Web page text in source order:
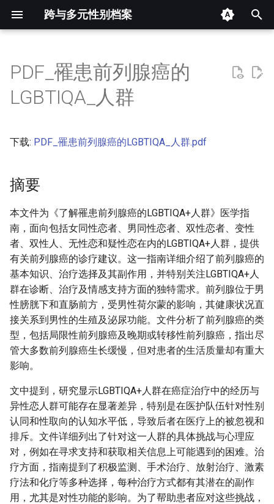
跨与多元性别档案
开
摘要
PDF_罹患前列腺癌的
LGBTIQA_人群
下载: PDF_罹患前列腺癌的LGBTIQA_人群.pdf
摘要
本文件为《了解罹患前列腺癌的LGBTIQA+人群》医学指
南，面向包括女同性恋者、男同性恋者、双性恋者、变性
者、双性人、无性恋和疑性恋在内的LGBTIQA+人群，提供
有关前列腺癌的诊疗建议。这一指南详细介绍了前列腺癌的
基本知识、治疗选择及其副作用，并特别关注LGBTIQA+人
群在诊断、治疗及情感支持方面的独特需求。前列腺位于男
性膀胱下和直肠前方，受男性荷尔蒙的影响，其健康状况直
接关系到男性的生殖及泌尿功能。文件分析了前列腺癌的类
型，包括局限性前列腺癌及晚期或转移性前列腺癌，指出尽
管大多数前列腺癌生长缓慢，但对患者的生活质量却有重大
影响。
文中提到，研究显示LGBTIQA+人群在癌症治疗中的经历与
异性恋人群可能存在显著差异，特别是在医护队伍针对性别
认同和性取向的认知水平低，导致后者在医疗上的被忽视和
排斥。文件详细列出了针对这一人群的具体挑战与心理应
对，例如在寻求支持和获取相关信息上可能遇到的困难。治
疗方面，指南提到了积极监测、手术治疗、放射治疗、激素
疗法和化疗等多种选择，每种治疗方式都有其潜在的副作
用，尤其是对性功能的影响。为了帮助患者应对这些挑战，